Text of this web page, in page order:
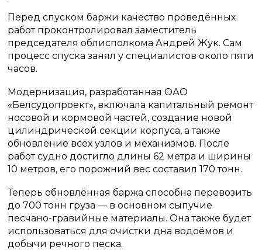
Перед спуском баржи качество проведённых
работ проконтролировал заместитель
председателя облисполкома Андрей Жук. Сам
процесс спуска занял у специалистов около пяти
часов.
Модернизация, разработанная ОАО
«Белсудопроект», включала капитальный ремонт
носовой и кормовой частей, создание новой
цилиндрической секции корпуса, а также
обновление всех узлов и механизмов. После
работ судно достигло длины 62 метра и ширины
10 метров, его порожний вес составил 170 тонн.
Теперь обновлённая баржа способна перевозить
до 700 тонн груза — в основном сыпучие
песчано-гравийные материалы. Она также будет
использоваться для очистки дна водоёмов и
добычи речного песка.